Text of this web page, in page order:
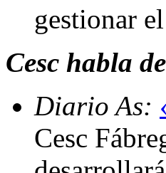
gestionar
Cesc habla
Diario As:
Cesc